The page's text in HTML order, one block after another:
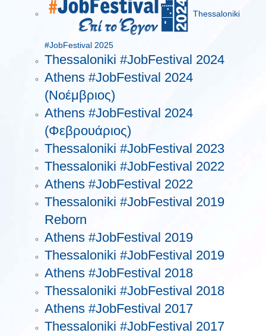
Thessaloniki
#JobFestival 2025
Thessaloniki #JobFestival 2024
Athens #JobFestival 2024
(Νοέμβριος)
Athens #JobFestival 2024
(Φεβρουάριος)
Thessaloniki #JobFestival 2023
Thessaloniki #JobFestival 2022
Athens #JobFestival 2022
Thessaloniki #JobFestival 2019
Reborn
Athens #JobFestival 2019
Thessaloniki #JobFestival 2019
Athens #JobFestival 2018
Thessaloniki #JobFestival 2018
Athens #JobFestival 2017
Τhessaloniki #JobFestival 2017